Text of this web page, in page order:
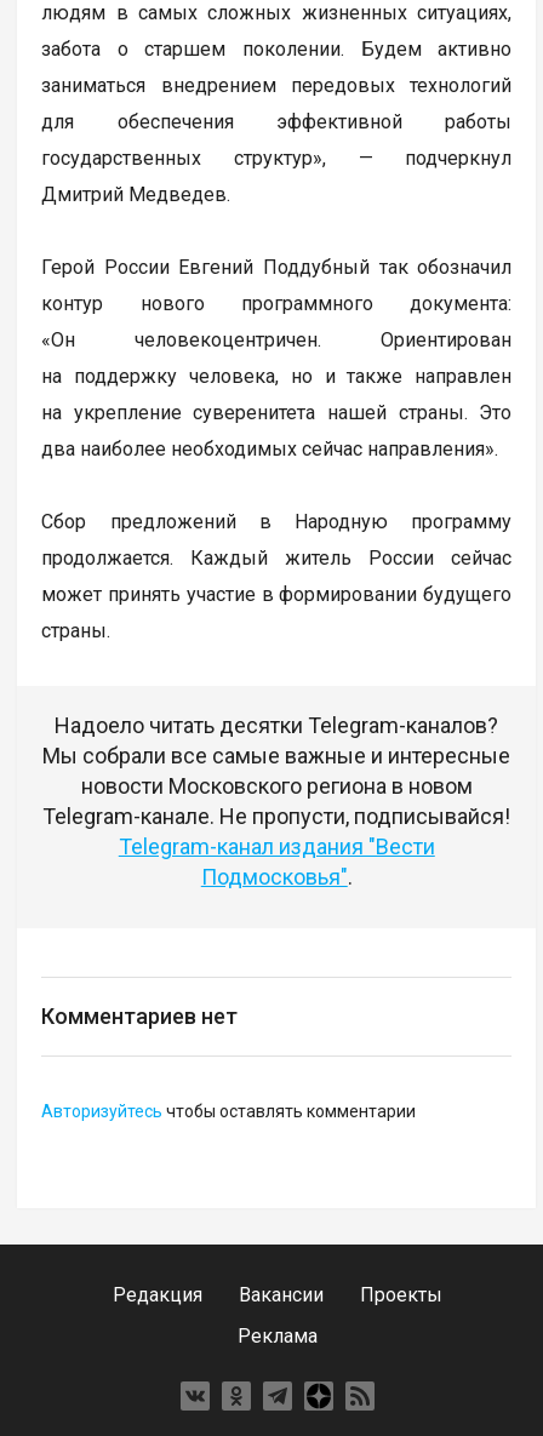
людям в самых сложных жизненных ситуациях,
забота о старшем поколении. Будем активно
заниматься внедрением передовых технологий
для обеспечения эффективной работы
государственных структур», — подчеркнул
Дмитрий Медведев.
Герой России Евгений Поддубный так обозначил
контур нового программного документа:
«Он человекоцентричен. Ориентирован
на поддержку человека, но и также направлен
на укрепление суверенитета нашей страны. Это
два наиболее необходимых сейчас направления».
Сбор предложений в Народную программу
продолжается. Каждый житель России сейчас
может принять участие в формировании будущего
страны.
Надоело читать десятки Telegram-каналов?
Мы собрали все самые важные и интересные
новости Московского региона в новом
Telegram-канале. Не пропусти, подписывайся!
Telegram-канал издания "Вести
Подмосковья".
Комментариев нет
Авторизуйтесь чтобы оставлять комментарии
Редакция Вакансии
Проекты
Реклама